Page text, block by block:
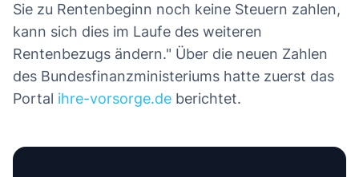
Sie zu Rentenbeginn noch keine Steuern zahlen,
kann sich dies im Laufe des weiteren
Rentenbezugs ändern." Über die neuen Zahlen
des Bundesfinanzministeriums hatte zuerst das
Portal ihre-vorsorge.de berichtet.